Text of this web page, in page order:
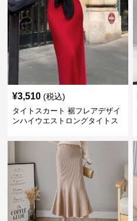
¥3,510 (税込)
タイトスカート 裾フレアデザイ
ンハイウエストロングタイトス